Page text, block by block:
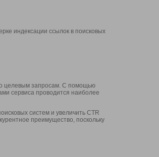
индексации ссылок в поисковых
целевым запросам. С помощью
сервиса проводится наиболее
систем и увеличить CTR
преимущество, поскольку